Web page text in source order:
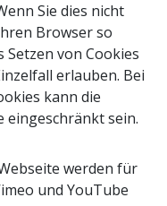
Sie dies nicht
Browser so
Setzen von Cookies
erlauben. Bei
kann die
sein.
werden für
und YouTube